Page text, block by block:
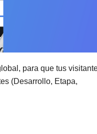
para que tus
(Desarrollo, Etapa,